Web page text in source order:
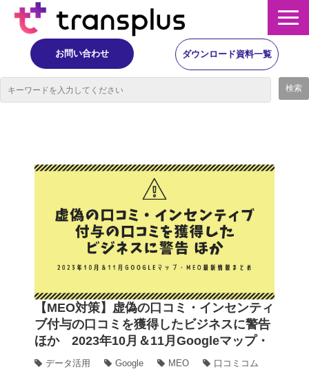
お問い合わせ ダウンロード資料一覧
イベント・レポート
ニュース
コラム
事例
動画
【MEO対策】虚偽の口コミ・インセンティ
ブ付与の口コミを獲得したビジネスに警告
ほか 2023年10月＆11月Googleマップ・
MEO最新情報まとめ
データ活用 Google MEO 口コミコム